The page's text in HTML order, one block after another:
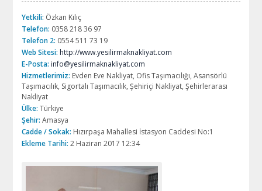
Yetkili: Özkan Kılıç
Telefon: 0358 218 36 97
Telefon 2: 0554 511 73 19
Web Sitesi: http://www.yesilirmaknakliyat.com
E-Posta: info@yesilirmaknakliyat.com
Hizmetlerimiz: Evden Eve Nakliyat, Ofis Taşımacılığı, Asansörlü
Taşımacılık, Sigortalı Taşımacılık, Şehiriçi Nakliyat, Şehirlerarası
Nakliyat
Ülke: Türkiye
Şehir: Amasya
Cadde / Sokak: Hızırpaşa Mahallesi İstasyon Caddesi No:1
Ekleme Tarihi: 2 Haziran 2017 12:34